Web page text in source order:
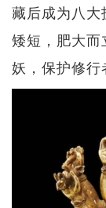
藏后成为八
矮短，肥大
妖，保护修行